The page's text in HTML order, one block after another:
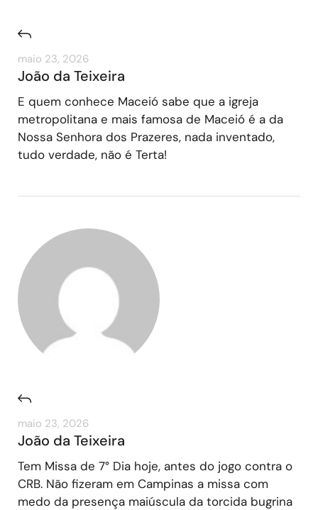
maio 23, 2026
João da Teixeira
E quem conhece Maceió sabe que a igreja
metropolitana e mais famosa de Maceió é a da
Nossa Senhora dos Prazeres, nada inventado,
tudo verdade, não é Terta!
maio 23, 2026
João da Teixeira
Tem Missa de 7° Dia hoje, antes do jogo contra o
CRB. Não fizeram em Campinas a missa com
medo da presença maiúscula da torcida bugrina